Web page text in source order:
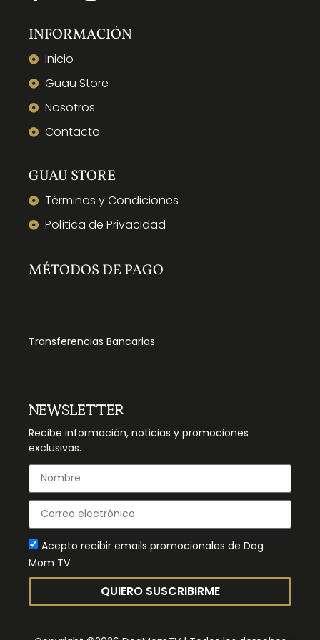
INFORMACIÓN
Inicio
Guau Store
Nosotros
Contacto
GUAU STORE
Términos y Condiciones
Política de Privacidad
MÉTODOS DE PAGO
Transferencias Bancarias
NEWSLETTER
Recibe información, noticias y promociones
exclusivas.
Acepto recibir emails promocionales de Dog
Mom TV
QUIERO SUSCRIBIRME